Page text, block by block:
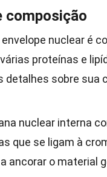
composição
nuclear é
proteínas e
detalhes sobre sua
nuclear interna
que se ligam à
ancorar o material